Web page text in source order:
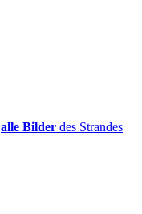
alle Bilder des Strandes